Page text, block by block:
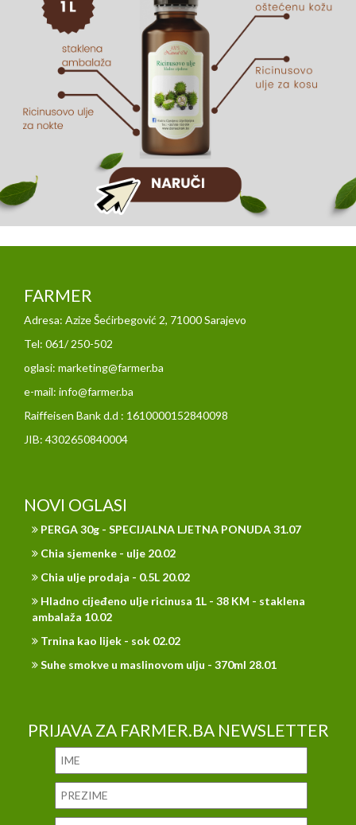
FARMER
Adresa: Azize Šećirbegović 2, 71000 Sarajevo
Tel: 061/ 250-502
oglasi: marketing@farmer.ba
e-mail: info@farmer.ba
Raiffeisen Bank d.d : 1610000152840098
JIB: 4302650840004
NOVI OGLASI
PERGA 30g - SPECIJALNA LJETNA PONUDA 31.07
Chia sjemenke - ulje 20.02
Chia ulje prodaja - 0.5L 20.02
Hladno cijeđeno ulje ricinusa 1L - 38 KM - staklena
ambalaža 10.02
Trnina kao lijek - sok 02.02
Suhe smokve u maslinovom ulju - 370ml 28.01
PRIJAVA ZA FARMER.BA NEWSLETTER